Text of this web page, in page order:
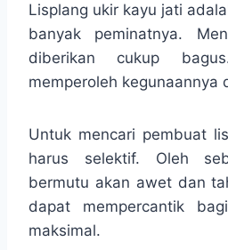
Lisplang ukir kayu jati
banyak peminatnya.
diberikan cukup
memperoleh kegunaannya
Untuk mencari pembuat
harus selektif. Oleh
bermutu akan awet dan
dapat mempercantik
maksimal.